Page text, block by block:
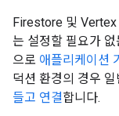
Firestore 및 Vertex
는 설정할 필요가
으로 애플리케이션
덕션 환경의 경우
들고 연결합니다.